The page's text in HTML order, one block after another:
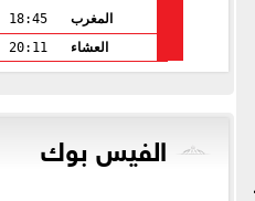
المغرب
18:45
العشاء
20:11
الفيس بوك